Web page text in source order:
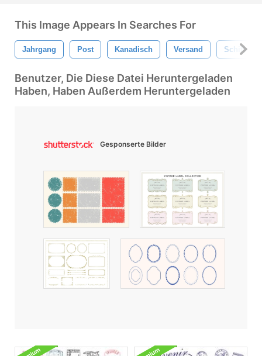
This Image Appears In Searches For
Jahrgang Post Kanadisch Versand Schiff
Benutzer, Die Diese Datei Heruntergeladen
Haben, Haben Außerdem Heruntergeladen
Gesponserte Bilder